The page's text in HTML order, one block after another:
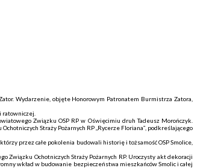
Wydarzenie, objęte Honorowym Patronatem Burmistrza Zatora,
Związku OSP RP w Oświęcimiu druh Tadeusz Morończyk.
Straży Pożarnych RP „Rycerze Floriana”, podkreślającego
przez całe pokolenia budowali historię i tożsamość OSP Smolice,
Związku Ochotniczych Straży Pożarnych RP. Uroczysty akt dekoracji
wkład w budowanie bezpieczeństwa mieszkańców Smolic i całej